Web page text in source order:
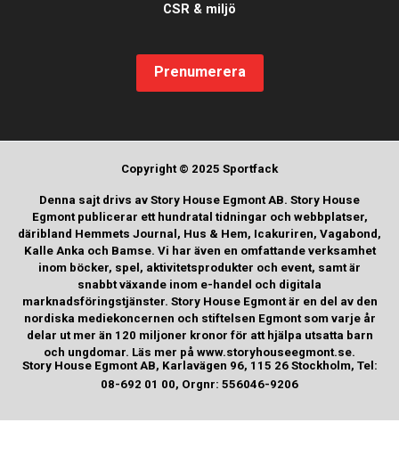
CSR & miljö
Prenumerera
Copyright © 2025 Sportfack
Denna sajt drivs av Story House Egmont AB. Story House
Egmont publicerar ett hundratal tidningar och webbplatser,
däribland Hemmets Journal, Hus & Hem, Icakuriren, Vagabond,
Kalle Anka och Bamse. Vi har även en omfattande verksamhet
inom böcker, spel, aktivitetsprodukter och event, samt är
snabbt växande inom e-handel och digitala
marknadsföringstjänster. Story House Egmont är en del av den
nordiska mediekoncernen och stiftelsen Egmont som varje år
delar ut mer än 120 miljoner kronor för att hjälpa utsatta barn
och ungdomar. Läs mer på www.storyhouseegmont.se.
Story House Egmont AB, Karlavägen 96, 115 26 Stockholm, Tel:
08-692 01 00, Orgnr: 556046-9206